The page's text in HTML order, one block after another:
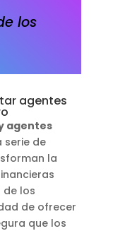
los
agentes
agentes
de
la
de los
de ofrecer
que los